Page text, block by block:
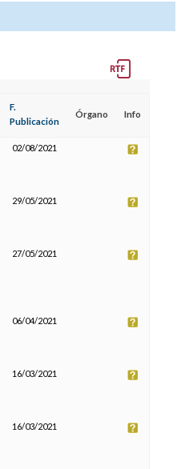
F.
Publicación
Órgano Info
02/08/2021
29/05/2021
27/05/2021
06/04/2021
16/03/2021
16/03/2021